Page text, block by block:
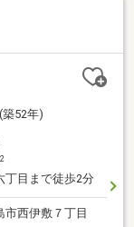
築52年)
2
目まで徒歩2分
市西伊敷７丁目